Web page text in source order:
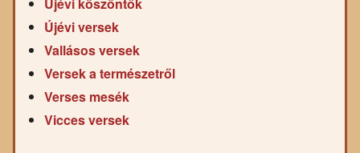
Újévi versek
Vallásos versek
Versek a természetről
Verses mesék
Vicces versek